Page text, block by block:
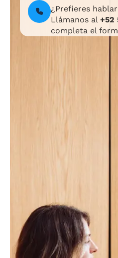
¿Prefieres
Llámanos al +52
completa el